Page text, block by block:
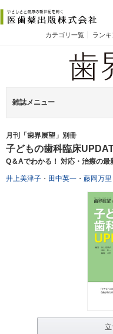
カテゴリ一覧 ラン
雑誌メニュー
月刊「歯界展望」別冊
子どもの歯科臨床
Q＆Aでわかる！ 対応・治療の最
井上美津子 ・ 田中英一 ・ 藤岡万里
立